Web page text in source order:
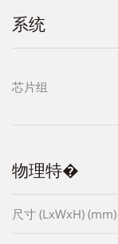
系统
芯片组
物理特�
尺寸 (LxWxH) (mm)